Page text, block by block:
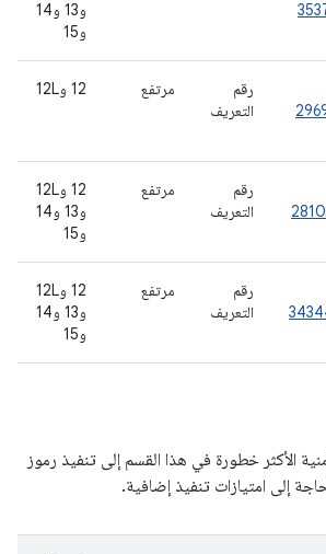
و13 و14
و15
رقم
التعريف
مرتفع ‫12 و12L
رقم
التعريف
مرتفع
‫12 و12L
و13 و14
و15
رقم
التعريف
مرتفع
‫12 و12L
و13 و14
و15
الأكثر خطورة في هذا القسم إلى تنفيذ رموز
إلى امتيازات تنفيذ إضافية.